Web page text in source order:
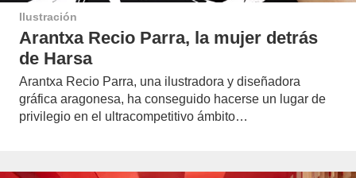
Ilustración
Arantxa Recio Parra, la mujer detrás
de Harsa
Arantxa Recio Parra, una ilustradora y diseñadora
gráfica aragonesa, ha conseguido hacerse un lugar de
privilegio en el ultracompetitivo ámbito…